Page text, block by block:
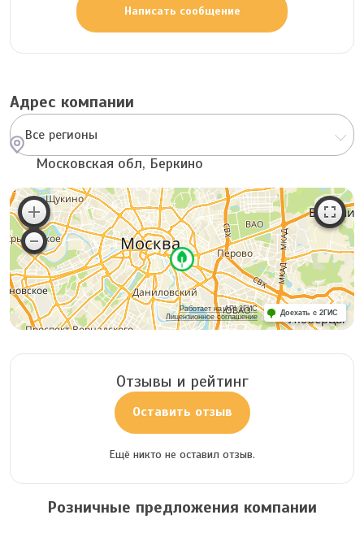
Написать сообщение
Адрес компании
Все регионы
Московская обл, Беркино
Работает на API 2ГИС
Лицензионное соглашение
Доехать с 2ГИС
Отзывы и рейтинг
Оставить отзыв
Ещё никто не оставил отзыв.
Розничные предложения компании